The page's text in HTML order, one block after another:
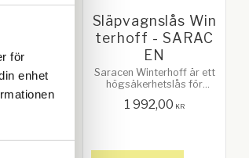
för
enhet
är ett
för
Släpvagnslås Win
terhoff - SARAC
EN
Saracen Winterhoff är ett
högsäkerhetslås för
plingar.
1 992,00 KR